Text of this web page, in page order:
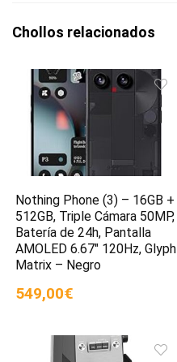
Chollos relacionados
Nothing Phone (3) – 16GB +
512GB, Triple Cámara 50MP,
Batería de 24h, Pantalla
AMOLED 6.67″ 120Hz, Glyph
Matrix – Negro
549,00€